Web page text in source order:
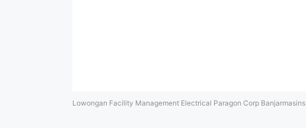
Lowongan Facility Management Electrical Paragon Corp Banjarmasins